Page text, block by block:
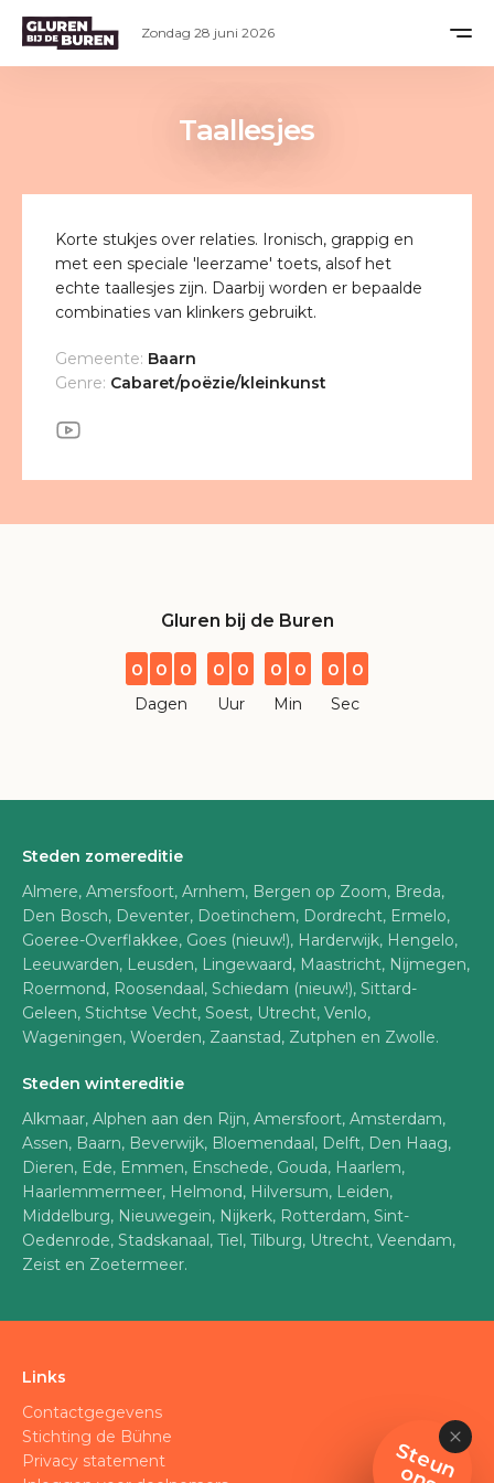
Taallesjes
Korte stukjes over relaties. Ironisch, grappig en
met een speciale 'leerzame' toets, alsof het
echte taallesjes zijn. Daarbij worden er bepaalde
combinaties van klinkers gebruikt.
Gemeente: Baarn
Genre: Cabaret/poëzie/kleinkunst
Gluren bij de Buren
0 0 0
Dagen
0 0
Uur
0 0
Min
0 0
Sec
Steden zomereditie
Almere, Amersfoort, Arnhem, Bergen op Zoom, Breda,
Den Bosch, Deventer, Doetinchem, Dordrecht, Ermelo,
Goeree-Overflakkee, Goes (nieuw!), Harderwijk, Hengelo,
Leeuwarden, Leusden, Lingewaard, Maastricht, Nijmegen,
Roermond, Roosendaal, Schiedam (nieuw!), Sittard-
Geleen, Stichtse Vecht, Soest, Utrecht, Venlo,
Wageningen, Woerden, Zaanstad, Zutphen en Zwolle.
Steden wintereditie
Alkmaar, Alphen aan den Rijn, Amersfoort, Amsterdam,
Assen, Baarn, Beverwijk, Bloemendaal, Delft, Den Haag,
Dieren, Ede, Emmen, Enschede, Gouda, Haarlem,
Haarlemmermeer, Helmond, Hilversum, Leiden,
Middelburg, Nieuwegein, Nijkerk, Rotterdam, Sint-
Oedenrode, Stadskanaal, Tiel, Tilburg, Utrecht, Veendam,
Zeist en Zoetermeer.
Links
Contactgegevens
Stichting de Bühne
Privacy statement
Zondag 28 juni 2026
S
t
e
u
n
n